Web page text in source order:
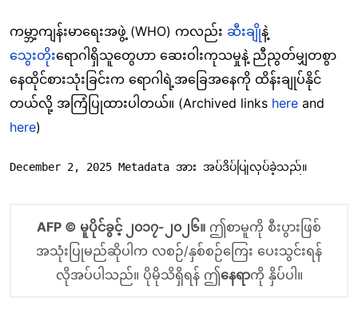
ကမ္ဘာ့ကျန်းမာရေးအဖွဲ့ (WHO) ကလည်း ဆီးချိုနဲ့
သွေးတိုးရောဂါရှိသူတွေဟာ ဆေးဝါးကုသမှုနဲ့ ညီညွတ်မျှတစွာ
နေထိုင်စားသုံးခြင်းက ရောဂါရဲ့အခြေအနေကို ထိန်းချုပ်နိုင်
တယ်လို့ အကြံပြုထားပါတယ်။ (Archived links here and
here)
December 2, 2025 Metadata အား အပ်ဒိပ်ပြုလုပ်ခဲ့သည်။
AFP © မူပိုင်ခွင့် ၂၀၁၇-၂၀၂၆။ ဤစာမူကို စီးပွားဖြစ်
အသုံးပြုမည်ဆိုပါက လစဉ်/နှစ်စဉ်ကြေး ပေးသွင်းရန်
လိုအပ်ပါသည်။ ပိုမိုသိရှိရန် ဤနေရာကို နှိပ်ပါ။